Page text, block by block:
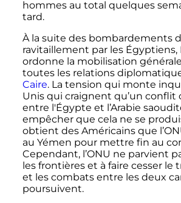
hommes au total quelques
tard.
À la suite des bombardements
ravitaillement par les Égyptiens,
ordonne la mobilisation
toutes les relations
Caire. La tension qui monte
Unis qui craignent qu’un conflit
entre l'Égypte et l’Arabie
empêcher que cela ne se
obtient des Américains que
au Yémen pour mettre fin au
Cependant, l’ONU ne parvient
les frontières et à faire cesser le
et les combats entre les deux
poursuivent.